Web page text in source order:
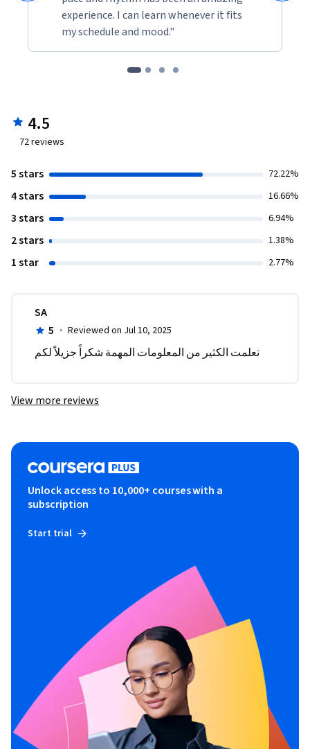
experience. I can learn whenever it fits
my schedule and mood."
4.5
72reviews
5 stars 72.22%
4 stars 16.66%
3 stars 6.94%
2 stars 1.38%
1 star 2.77%
SA
5 · Reviewed on Jul 10, 2025
View more reviews
Unlock access to 10,000+ courses with a
subscription
Start trial